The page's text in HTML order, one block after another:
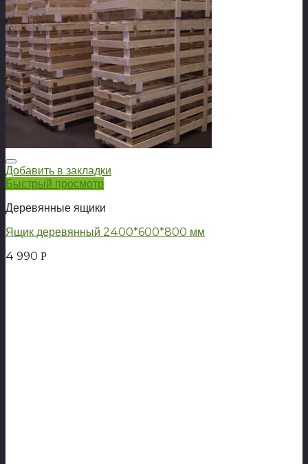
Добавить в закладки
Быстрый просмотр
Деревянные ящики
Ящик деревянный 2400*600*800 мм
4 990 Р